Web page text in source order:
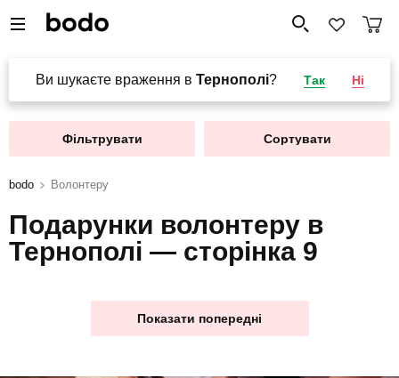
Ви шукаєте враження в Тернополі? Так Ні
Фільтрувати Сортувати
bodo Волонтеру
Подарунки волонтеру в
Тернополі — сторінка 9
Показати попередні